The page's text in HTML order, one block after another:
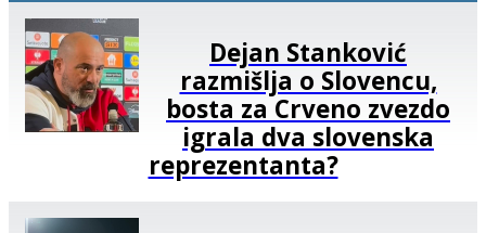
Dejan Stanković
razmišlja o Slovencu,
bosta za Crveno zvezdo
igrala dva slovenska
reprezentanta?